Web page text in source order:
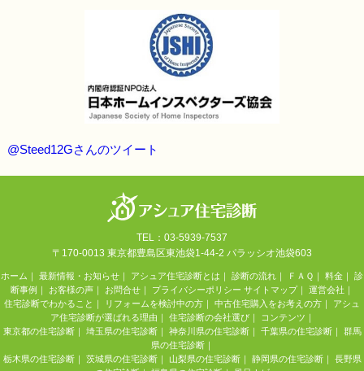
@Steed12Gさんのツイート
TEL：03-5939-7537
〒170-0013 東京都豊島区東池袋1-44-2 パラッシオ池袋603
ホーム ｜ 最新情報・お知らせ ｜ アシュア住宅診断とは ｜ 診断の流れ ｜ ＦＡＱ ｜ 料金 ｜ 診
断事例 ｜ お客様の声 ｜ お問合せ ｜ プライバシーポリシー サイトマップ｜ 運営会社 ｜
住宅診断でわかること ｜ リフォームを検討中の方 ｜ 中古住宅購入をお考えの方 ｜ アシュ
ア住宅診断が選ばれる理由 ｜ 住宅診断の会社選び｜ コンテンツ ｜
東京都の住宅診断｜ 埼玉県の住宅診断｜ 神奈川県の住宅診断｜ 千葉県の住宅診断｜ 群馬
県の住宅診断｜
栃木県の住宅診断｜ 茨城県の住宅診断｜ 山梨県の住宅診断｜ 静岡県の住宅診断｜ 長野県